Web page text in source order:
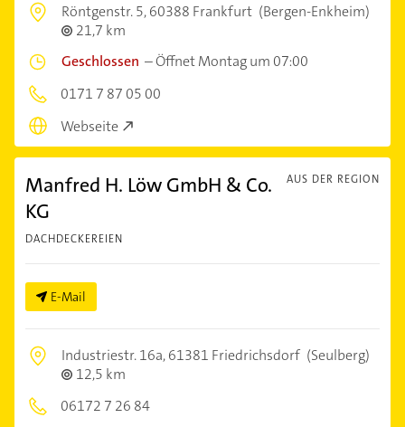
Röntgenstr. 5,60388 Frankfurt (Bergen-Enkheim)
21,7 km
Geschlossen –Öffnet Montag um 07:00
0171 7 87 05 00
Webseite
AUS DER REGION
Manfred H. Löw GmbH & Co.
KG
DACHDECKEREIEN
E-Mail
Industriestr. 16a,61381 Friedrichsdorf (Seulberg)
12,5 km
06172 7 26 84